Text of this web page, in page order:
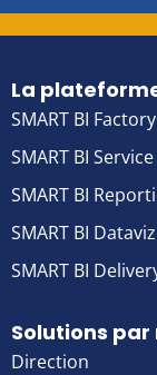
La
SMART BI Factory
SMART BI Service
SMART BI
SMART BI Dataviz
SMART BI
Solutions
Direction